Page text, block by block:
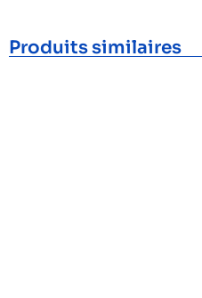
Produits similaires